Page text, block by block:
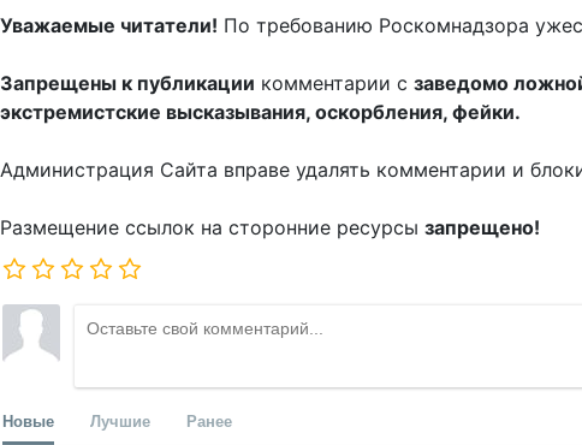
Уважаемые читатели! По требованию Роскомнадзора
Запрещены к публикации комментарии с заведомо
экстремистские высказывания, оскорбления, фейки.
Администрация Сайта вправе удалять комментарии и
Размещение ссылок на сторонние ресурсы запрещено!
Новые Лучшие Ранее